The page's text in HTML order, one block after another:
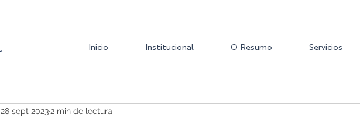
Inicio Institucional O Resumo Servicios
28 sept 2023 2 min de lectura